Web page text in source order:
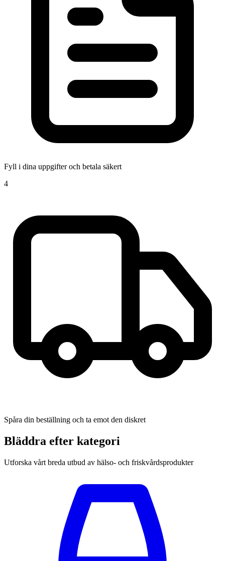
Fyll i dina uppgifter och betala säkert
4
Spåra din beställning och ta emot den diskret
Bläddra efter kategori
Utforska vårt breda utbud av hälso- och friskvårdsprodukter